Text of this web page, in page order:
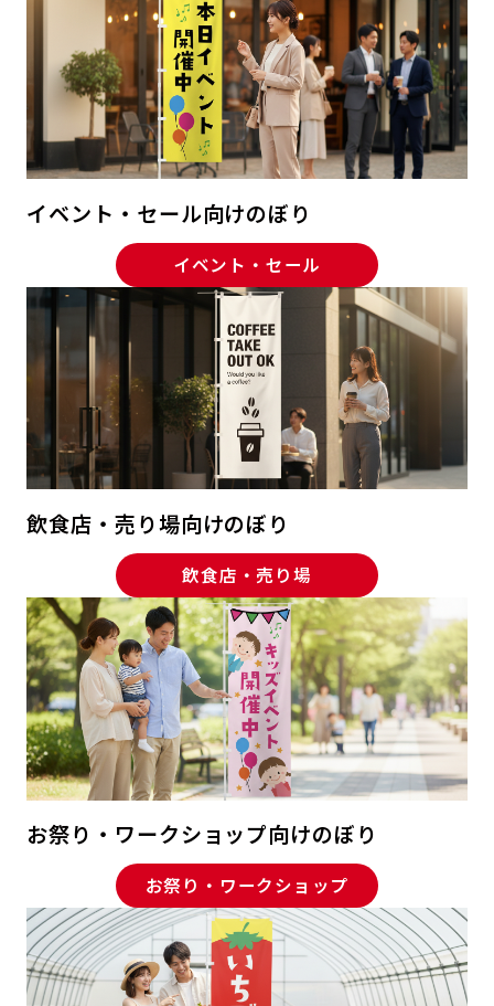
イベント・セール向けのぼり
イベント・セール
飲食店・売り場向けのぼり
飲食店・売り場
お祭り・ワークショップ向けのぼり
お祭り・ワークショップ